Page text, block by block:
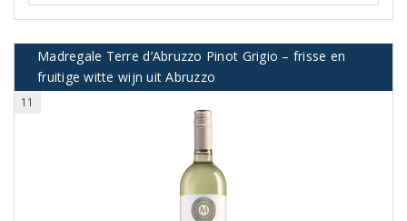
Madregale Terre d’Abruzzo Pinot Grigio – frisse en
fruitige witte wijn uit Abruzzo
11